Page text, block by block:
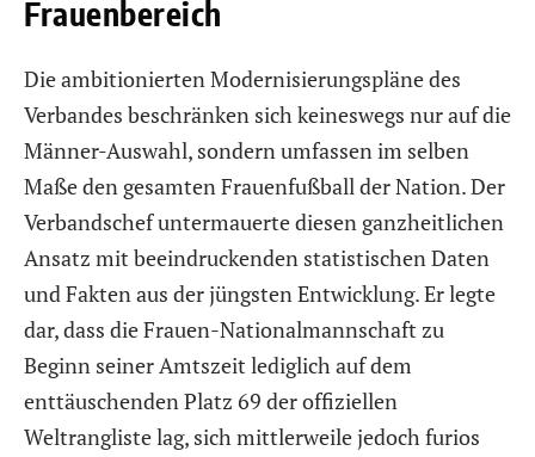
Frauenbereich
Die ambitionierten Modernisierungspläne des
Verbandes beschränken sich keineswegs nur auf die
Männer-Auswahl, sondern umfassen im selben
Maße den gesamten Frauenfußball der Nation. Der
Verbandschef untermauerte diesen ganzheitlichen
Ansatz mit beeindruckenden statistischen Daten
und Fakten aus der jüngsten Entwicklung. Er legte
dar, dass die Frauen-Nationalmannschaft zu
Beginn seiner Amtszeit lediglich auf dem
enttäuschenden Platz 69 der offiziellen
Weltrangliste lag, sich mittlerweile jedoch furios